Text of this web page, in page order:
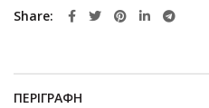
Share
ΠΕΡΙΓΡΑΦΉ